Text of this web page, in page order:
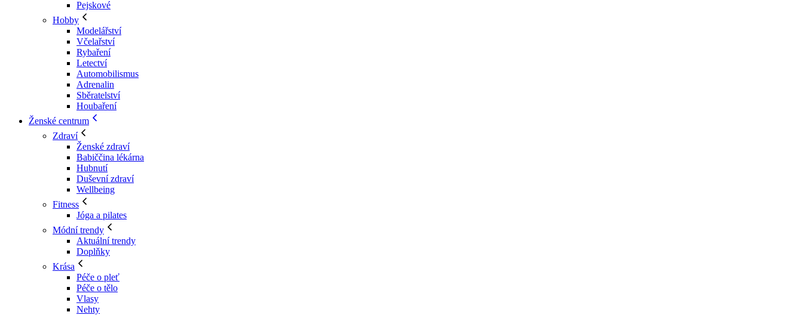
Pejskové
Hobby
Modelářství
Včelařství
Rybaření
Letectví
Automobilismus
Adrenalin
Sběratelství
Houbaření
Ženské centrum
Zdraví
Ženské zdraví
Babiččina lékárna
Hubnutí
Duševní zdraví
Wellbeing
Fitness
Jóga a pilates
Módní trendy
Aktuální trendy
Doplňky
Krása
Péče o pleť
Péče o tělo
Vlasy
Nehty